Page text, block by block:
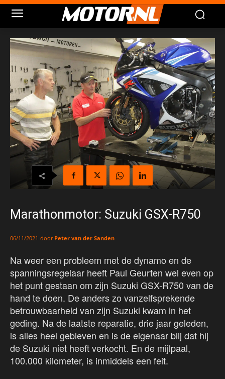
Marathonmotor: Suzuki GSX-R750
06/11/2021 door Peter van der Sanden
Na weer een probleem met de dynamo en de
spanningsregelaar heeft Paul Geurten wel even op
het punt gestaan om zijn Suzuki GSX-R750 van de
hand te doen. De anders zo vanzelfsprekende
betrouwbaarheid van zijn Suzuki kwam in het
geding. Na de laatste reparatie, drie jaar geleden,
is alles heel gebleven en is de eigenaar blij dat hij
de Suzuki niet heeft verkocht. En de mijlpaal,
100.000 kilometer, is inmiddels een feit.